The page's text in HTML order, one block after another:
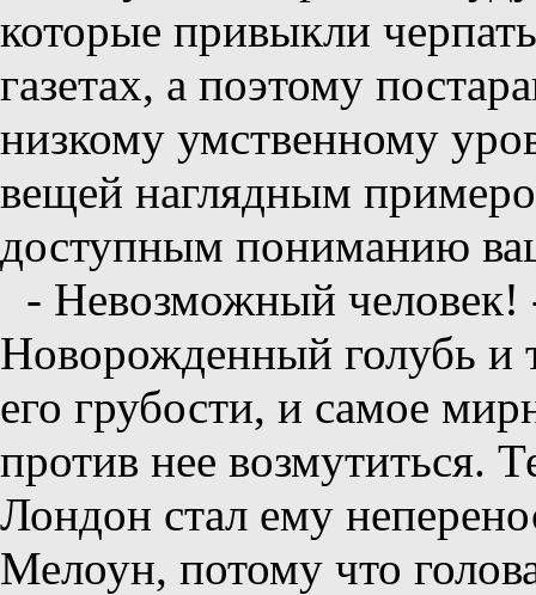
которые привыкли
газетах, а поэтому
низкому умственному
вещей наглядным
доступным пониманию
- Невозможный
Новорожденный голубь и
его грубости, и самое
против нее возмутиться.
Лондон стал ему
Мелоун, потому что